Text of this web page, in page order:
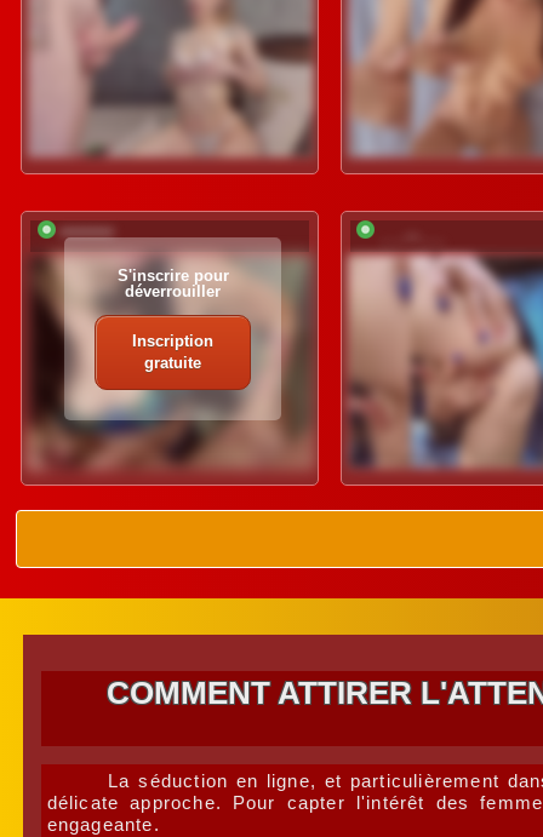
*********
S'inscrire pour
déverrouiller
Inscription
gratuite
COMMENT ATTIRER
La séduction en ligne, et particulièrement
délicate approche. Pour capter l'intérêt des
engageante.